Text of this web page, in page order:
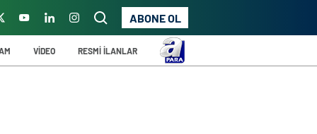
ABONE OL
VİDEO RESMİ İLANLAR